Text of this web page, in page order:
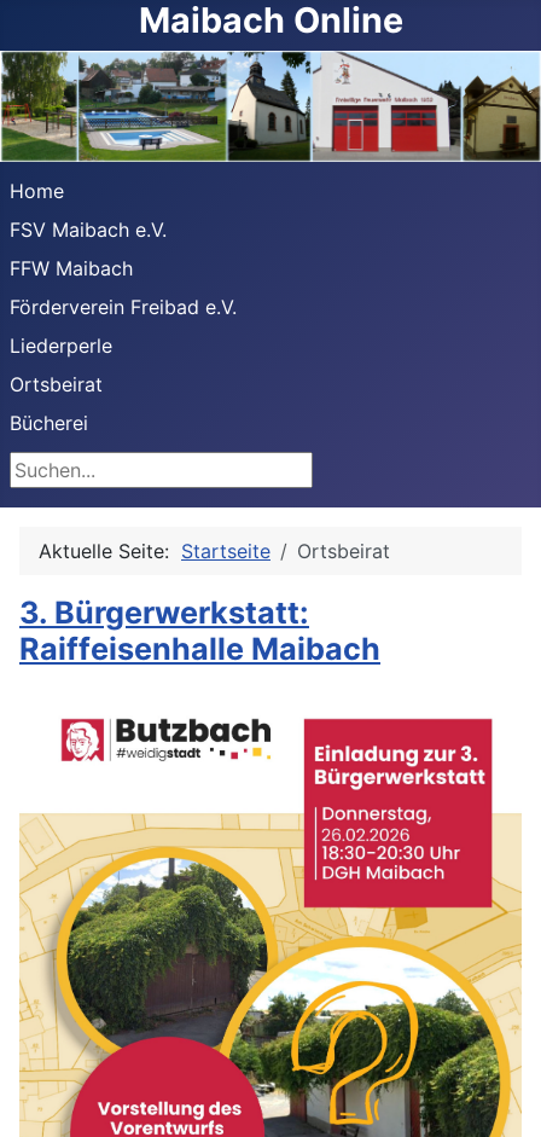
Maibach Online
Home
FSV Maibach e.V.
FFW Maibach
Förderverein Freibad e.V.
Liederperle
Ortsbeirat
Bücherei
Suchen
Aktuelle Seite: Startseite Ortsbeirat
3. Bürgerwerkstatt:
Raiffeisenhalle Maibach